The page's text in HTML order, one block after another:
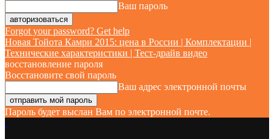
Ваш пароль
Forgot your password? Get help
Новая Тойота Камри 2015: цена в России | Комплектации |
Технические характеристики | Тест-драйв видео
восстановление пароля
Восстановите свой пароль
Ваш адрес электронной почты
Пароль будет выслан Вам по электронной почте.